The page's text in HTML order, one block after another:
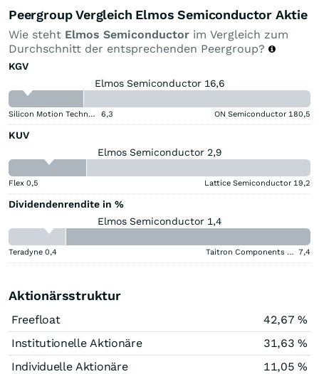
Peergroup Vergleich Elmos Semiconductor Aktie
Wie steht Elmos Semiconductor im Vergleich zum
Durchschnitt der entsprechenden Peergroup?
KGV
Elmos Semiconductor 16,6
Silicon Motion Technology Corporation 6,3 ON Semiconductor 180,5
KUV
Elmos Semiconductor 2,9
Flex 0,5 Lattice Semiconductor 19,2
Dividendenrendite in %
Elmos Semiconductor 1,4
Teradyne 0,4 Taitron Components (A) 7,4
Aktionärsstruktur
Freefloat
42,67 %
Institutionelle Aktionäre
31,63 %
Individuelle Aktionäre
11,05 %